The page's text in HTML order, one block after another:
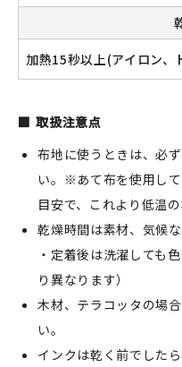
加熱15秒以上(アイロン
取扱注意点
布地に使うときは、必
い。※あて布を使用し
目安で、これより低温
乾燥時間は素材、気候
・定着後は洗濯しても
り異なります）
木材、テラコッタの場
い。
インクは乾く前でした